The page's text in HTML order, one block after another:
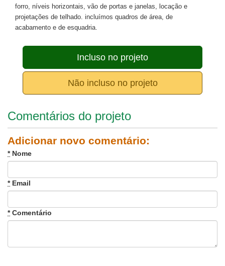
forro, níveis horizontais, vão de portas e janelas, locação e
projetações de telhado. incluímos quadros de área, de
acabamento e de esquadria.
Incluso no projeto
Não incluso no projeto
Comentários do projeto
Adicionar novo comentário:
*Nome
*Email
*Comentário